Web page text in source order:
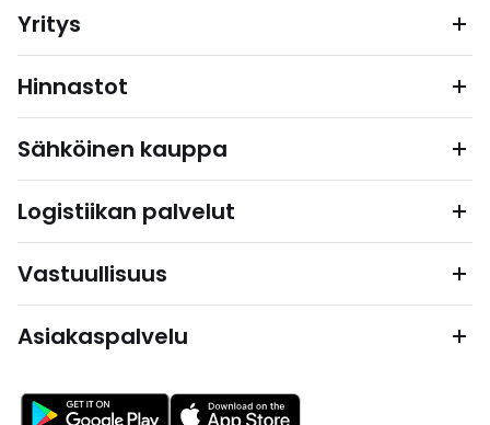
Yritys
Hinnastot
Sähköinen kauppa
Logistiikan palvelut
Vastuullisuus
Asiakaspalvelu